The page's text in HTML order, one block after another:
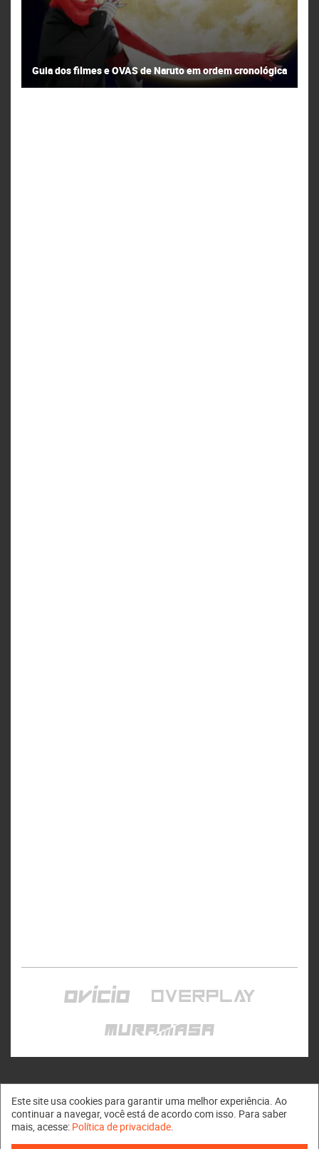
Guia dos filmes e OVAS de Naruto em ordem cronológica
Muramasa © 2011 - 2026
Este site usa cookies para garantir uma melhor experiência. Ao
continuar a navegar, você está de acordo com isso. Para saber
mais, acesse: Política de privacidade.